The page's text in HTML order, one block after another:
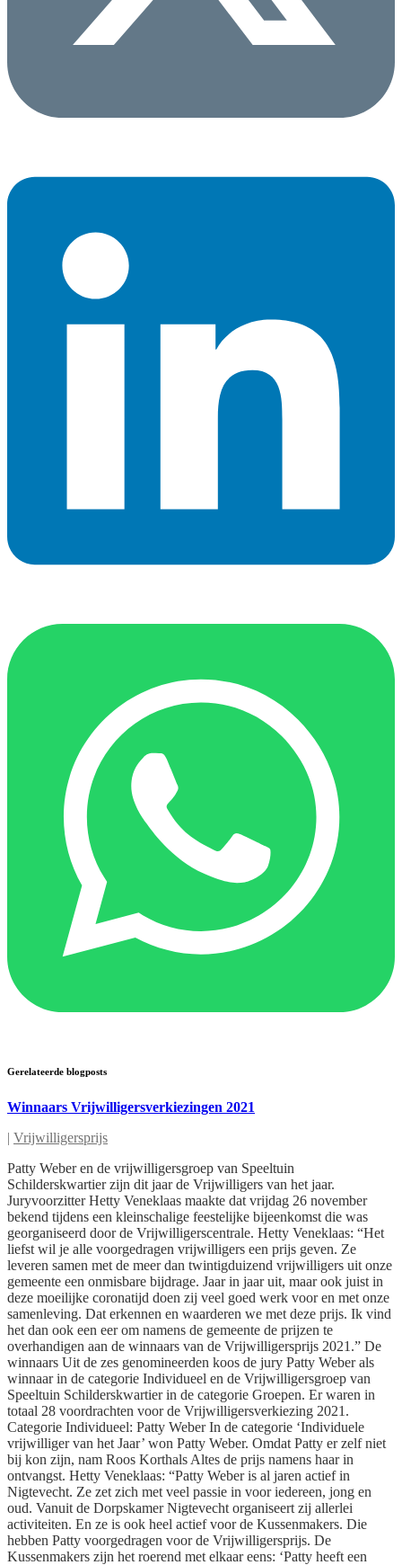
Gerelateerde blogposts
Winnaars Vrijwilligersverkiezingen 2021
| Vrijwilligersprijs
Patty Weber en de vrijwilligersgroep van Speeltuin
Schilderskwartier zijn dit jaar de Vrijwilligers van het jaar.
Juryvoorzitter Hetty Veneklaas maakte dat vrijdag 26 november
bekend tijdens een kleinschalige feestelijke bijeenkomst die was
georganiseerd door de Vrijwilligerscentrale. Hetty Veneklaas: “Het
liefst wil je alle voorgedragen vrijwilligers een prijs geven. Ze
leveren samen met de meer dan twintigduizend vrijwilligers uit onze
gemeente een onmisbare bijdrage. Jaar in jaar uit, maar ook juist in
deze moeilijke coronatijd doen zij veel goed werk voor en met onze
samenleving. Dat erkennen en waarderen we met deze prijs. Ik vind
het dan ook een eer om namens de gemeente de prijzen te
overhandigen aan de winnaars van de Vrijwilligersprijs 2021.” De
winnaars Uit de zes genomineerden koos de jury Patty Weber als
winnaar in de categorie Individueel en de Vrijwilligersgroep van
Speeltuin Schilderskwartier in de categorie Groepen. Er waren in
totaal 28 voordrachten voor de Vrijwilligersverkiezing 2021.
Categorie Individueel: Patty Weber In de categorie ‘Individuele
vrijwilliger van het Jaar’ won Patty Weber. Omdat Patty er zelf niet
bij kon zijn, nam Roos Korthals Altes de prijs namens haar in
ontvangst. Hetty Veneklaas: “Patty Weber is al jaren actief in
Nigtevecht. Ze zet zich met veel passie in voor iedereen, jong en
oud. Vanuit de Dorpskamer Nigtevecht organiseert zij allerlei
activiteiten. En ze is ook heel actief voor de Kussenmakers. Die
hebben Patty voorgedragen voor de Vrijwilligersprijs. De
Kussenmakers zijn het roerend met elkaar eens: ‘Patty heeft een